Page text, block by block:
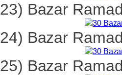
23) Bazar
24) Bazar
25) Bazar